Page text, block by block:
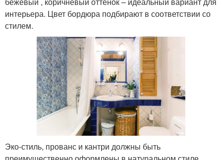
интерьера. Цвет бордюра подбирают в соответствии со
стилем.
Эко-стиль, прованс и кантри должны быть